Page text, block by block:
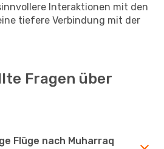
Interaktionen mit den
tiefere Verbindung mit der
Fragen über
Flüge nach Muharraq